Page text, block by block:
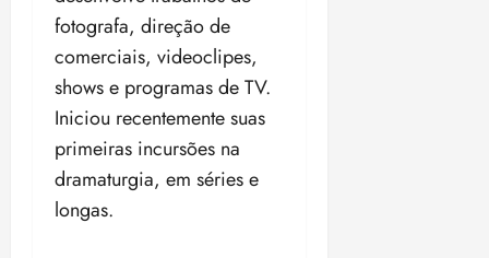
fotografa, direção de
comerciais, videoclipes,
shows e programas de TV.
Iniciou recentemente suas
primeiras incursões na
dramaturgia, em séries e
longas.